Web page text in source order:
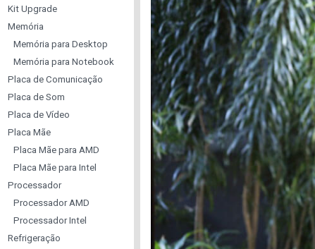
Kit Upgrade
Memória
Memória para Desktop
Memória para Notebook
Placa de Comunicação
Placa de Som
Placa de Vídeo
Placa Mãe
Placa Mãe para AMD
Placa Mãe para Intel
Processador
Processador AMD
Processador Intel
Refrigeração